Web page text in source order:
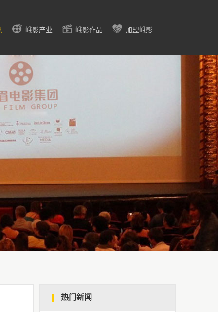
峨影产业 峨影作品 加盟峨影
热门新闻